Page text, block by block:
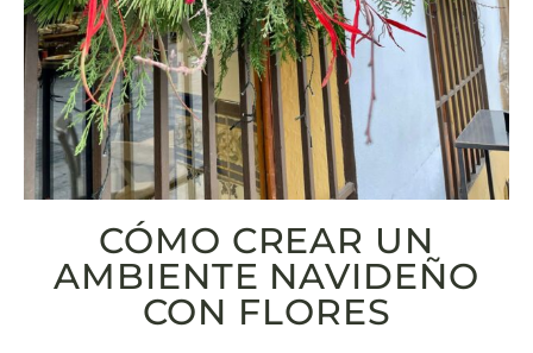
CÓMO CREAR UN
AMBIENTE NAVIDEÑO
CON FLORES